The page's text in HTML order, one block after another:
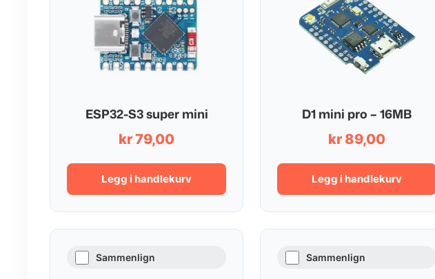
ESP32-S3 super mini
kr79,00
Legg i handlekurv
D1 mini pro – 16MB
kr 89,00
Legg i handlekurv
Sammenlign Sammenlign